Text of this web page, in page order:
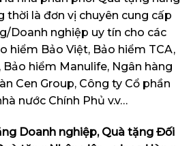
thời là đơn vị chuyên cung cấp
Doanh nghiệp uy tín cho các
hiểm Bảo Việt, Bảo hiểm TCA,
Bảo hiểm Manulife, Ngân hàng
Cen Group, Công ty Cổ phần
nước Chính Phủ v.v…
Doanh nghiệp, Quà tặng Đối